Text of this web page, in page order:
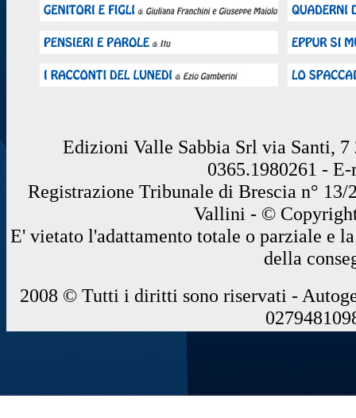
Edizioni Valle Sabbia Srl via Santi, 7
0365.1980261 -
Registrazione Tribunale di Brescia n°
Vallini - ©
E' vietato l'adattamento totale o parziale e
della
2008 © Tutti i diritti sono riservati -